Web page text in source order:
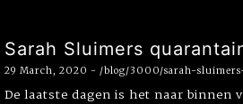
Sarah Sluimers
29 March, 2020 - /blog/3000/sarah-
De laatste dagen is het naar binnen